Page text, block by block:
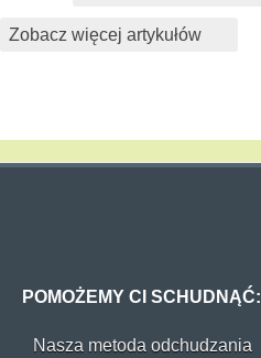
Zobacz więcej artykułów
POMOŻEMY CI SCHUDNĄĆ:
Nasza metoda odchudzania